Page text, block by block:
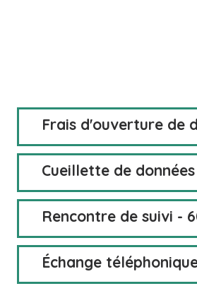
Frais d'ouverture de
Cueillette de
Rencontre de suivi -
Échange